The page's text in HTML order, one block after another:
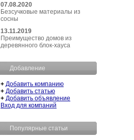
07.08.2020
Безсучковые материалы из
сосны
13.11.2019
Преимущество домов из
деревянного блок-хауса
Добавление
+ Добавить компанию
+ Добавить статью
+ Добавить объявление
Вход для компаний
Популярные статьи